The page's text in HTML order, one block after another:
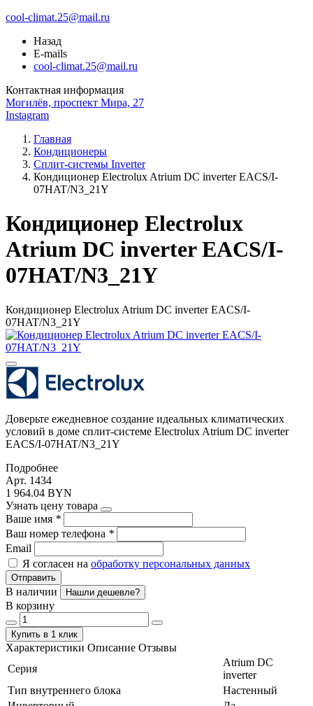
cool-climat.25@mail.ru
Назад
E-mails
cool-climat.25@mail.ru
Контактная информация
Могилёв, проспект Мира, 27
Instagram
Главная
Кондиционеры
Сплит-системы Inverter
Кондиционер Electrolux Atrium DC inverter EACS/I-
07HAT/N3_21Y
Кондиционер Electrolux
Atrium DC inverter EACS/I-
07HAT/N3_21Y
Кондиционер Electrolux Atrium DC inverter EACS/I-
07HAT/N3_21Y
Доверьте ежедневное создание идеальных климатических
условий в доме сплит-системе Electrolux Atrium DC inverter
EACS/I-07HAT/N3_21Y
Подробнее
Арт. 1434
1 964.04 BYN
Узнать цену товара
Ваше имя *
Ваш номер телефона *
Email
Я согласен на обработку персональных данных
Отправить
В наличии Нашли дешевле?
В корзину
Купить в 1 клик
Характеристики Описание Отзывы
Серия
Atrium DC
inverter
Тип внутреннего блока
Настенный